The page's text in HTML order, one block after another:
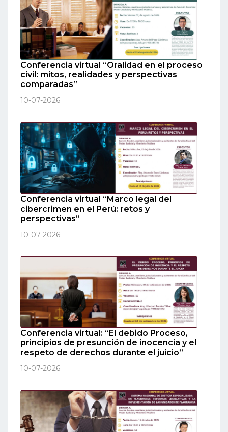
Conferencia virtual “Oralidad en el proceso
civil: mitos, realidades y perspectivas
comparadas”
10-07-2026
Conferencia virtual “Marco legal del
cibercrimen en el Perú: retos y
perspectivas”
10-07-2026
Conferencia virtual: “El debido Proceso,
principios de presunción de inocencia y el
respeto de derechos durante el juicio”
10-07-2026